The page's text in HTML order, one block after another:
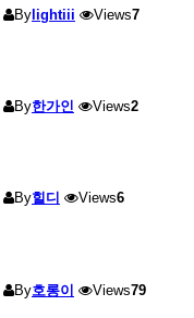
Bylightiii Views7
By한가인 Views2
By힐디 Views6
By호롱이 Views79